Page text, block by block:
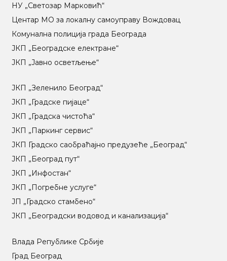
НУ „Светозар Марковић“
Центар МO за локалну самоуправу Вождовац
Комунална полиција града Београда
ЈКП „Београдске електране“
ЈКП „Јавно осветљење“
ЈКП „Зеленило Београд“
ЈКП „Градске пијаце“
ЈКП „Градска чистоћа“
ЈКП „Паркинг сервис“
ЈКП Градско саобраћајно предузеће „Београд“
ЈКП „Београд пут“
ЈКП „Инфостан“
ЈКП „Погребне услуге“
ЈП „Градско стамбено“
ЈКП „Београдски водовод и канализација“
Влада Републике Србије
Град Београд